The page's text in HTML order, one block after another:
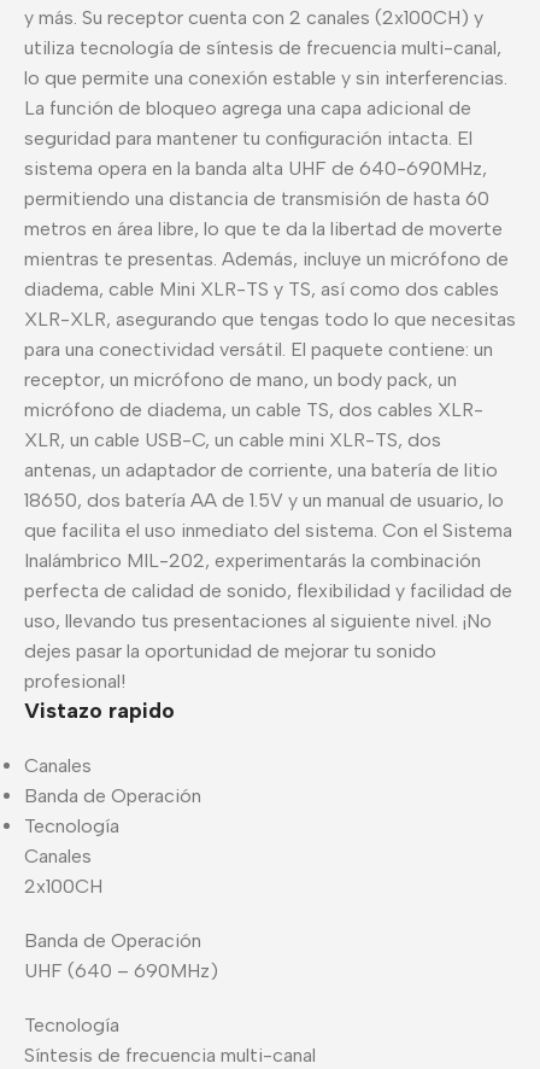
y más. Su receptor cuenta con 2 canales (2x100CH) y
utiliza tecnología de síntesis de frecuencia multi-canal,
lo que permite una conexión estable y sin interferencias.
La función de bloqueo agrega una capa adicional de
seguridad para mantener tu configuración intacta. El
sistema opera en la banda alta UHF de 640-690MHz,
permitiendo una distancia de transmisión de hasta 60
metros en área libre, lo que te da la libertad de moverte
mientras te presentas. Además, incluye un micrófono de
diadema, cable Mini XLR-TS y TS, así como dos cables
XLR-XLR, asegurando que tengas todo lo que necesitas
para una conectividad versátil. El paquete contiene: un
receptor, un micrófono de mano, un body pack, un
micrófono de diadema, un cable TS, dos cables XLR-
XLR, un cable USB-C, un cable mini XLR-TS, dos
antenas, un adaptador de corriente, una batería de litio
18650, dos batería AA de 1.5V y un manual de usuario, lo
que facilita el uso inmediato del sistema. Con el Sistema
Inalámbrico MIL-202, experimentarás la combinación
perfecta de calidad de sonido, flexibilidad y facilidad de
uso, llevando tus presentaciones al siguiente nivel. ¡No
dejes pasar la oportunidad de mejorar tu sonido
profesional!
Vistazo rapido
Canales
Banda de Operación
Tecnología
Canales
2x100CH
Banda de Operación
UHF (640 – 690MHz)
Tecnología
Síntesis de frecuencia multi-canal